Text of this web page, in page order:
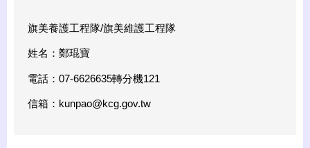
旗美養護工程隊/旗美維護工程隊
姓名：鄭琨寶
電話：07-6626635轉分機121
信箱： kunpao@kcg.gov.tw